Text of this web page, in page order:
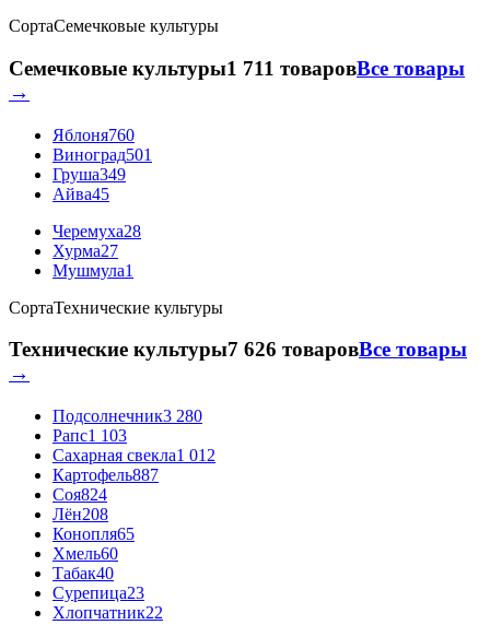
СортаСемечковые культуры
Семечковые культуры1 711 товаровВсе товары
→
Яблоня760
Виноград501
Груша349
Айва45
Черемуха28
Хурма27
Мушмула1
СортаТехнические культуры
Технические культуры7 626 товаровВсе товары
→
Подсолнечник3 280
Рапс1 103
Сахарная свекла1 012
Картофель887
Соя824
Лён208
Конопля65
Хмель60
Табак40
Сурепица23
Хлопчатник22